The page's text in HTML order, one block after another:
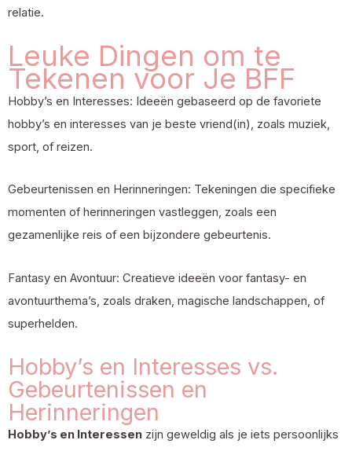
relatie.
Leuke Dingen om te
Tekenen voor Je BFF
Hobby’s en Interesses: Ideeën gebaseerd op de favoriete
hobby’s en interesses van je beste vriend(in), zoals muziek,
sport, of reizen.
Gebeurtenissen en Herinneringen: Tekeningen die specifieke
momenten of herinneringen vastleggen, zoals een
gezamenlijke reis of een bijzondere gebeurtenis.
Fantasy en Avontuur: Creatieve ideeën voor fantasy- en
avontuurthema’s, zoals draken, magische landschappen, of
superhelden.
Hobby’s en Interesses vs.
Gebeurtenissen en
Herinneringen
Hobby’s en Interessen zijn geweldig als je iets persoonlijks